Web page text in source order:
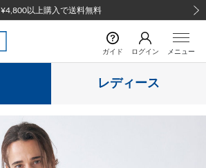
¥4,800以上購入で送料無料
ガイド ログイン メニュー
レディース